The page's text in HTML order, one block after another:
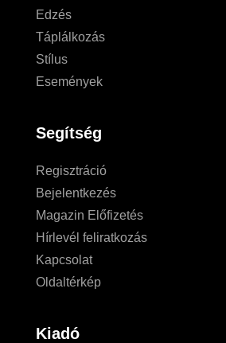
Edzés
Táplálkozás
Stílus
Események
Segítség
Regisztráció
Bejelentkezés
Magazin Előfizetés
Hírlevél feliratkozás
Kapcsolat
Oldaltérkép
Kiadó